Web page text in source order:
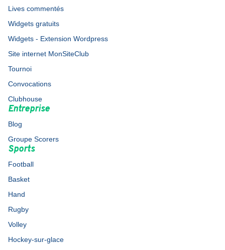
Lives commentés
Widgets gratuits
Widgets - Extension Wordpress
Site internet MonSiteClub
Tournoi
Convocations
Clubhouse
Entreprise
Blog
Groupe Scorers
Sports
Football
Basket
Hand
Rugby
Volley
Hockey-sur-glace